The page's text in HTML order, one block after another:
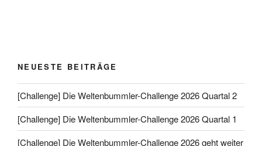
NEUESTE BEITRÄGE
[Challenge] Die Weltenbummler-Challenge 2026 Quartal 2
[Challenge] Die Weltenbummler-Challenge 2026 Quartal 1
[Challenge] Die Weltenbummler-Challenge 2026 geht weiter